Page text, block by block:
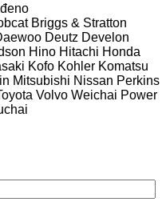
Briggs & Stratton
Deutz Develon
Hino Hitachi Honda
Kofo Kohler Komatsu
Mitsubishi Nissan Perkins
Volvo Weichai Power